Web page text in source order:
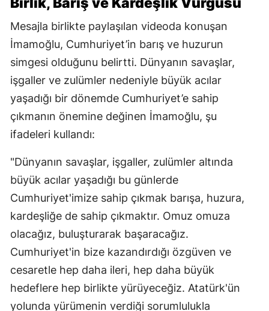
Mesajla birlikte paylaşılan videoda konuşan
İmamoğlu, Cumhuriyet’in barış ve huzurun
simgesi olduğunu belirtti. Dünyanın savaşlar,
işgaller ve zulümler nedeniyle büyük acılar
yaşadığı bir dönemde Cumhuriyet’e sahip
çıkmanın önemine değinen İmamoğlu, şu
ifadeleri kullandı:
"Dünyanın savaşlar, işgaller, zulümler altında
büyük acılar yaşadığı bu günlerde
Cumhuriyet'imize sahip çıkmak barışa, huzura,
kardeşliğe de sahip çıkmaktır. Omuz omuza
olacağız, buluşturarak başaracağız.
Cumhuriyet'in bize kazandırdığı özgüven ve
cesaretle hep daha ileri, hep daha büyük
hedeflere hep birlikte yürüyeceğiz. Atatürk'ün
yolunda yürümenin verdiği sorumlulukla